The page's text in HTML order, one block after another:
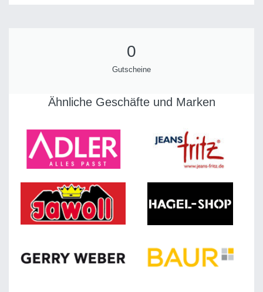
0
Gutscheine
Ähnliche Geschäfte und Marken